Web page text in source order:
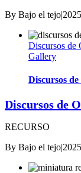
By Bajo el tejo|
Discursos de
Gallery
Discursos
Discursos de
RECURSO
By Bajo el tejo|